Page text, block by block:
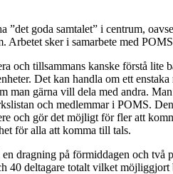
goda samtalet” i centrum,
sker i samarbete med
och tillsammans kanske förstå
Det kan handla om ett
man gärna vill dela med andra.
och medlemmar i POMS.
och gör det möjligt för fler att
för alla att komma till tals.
dragning på förmiddagen och två
deltagare totalt vilket